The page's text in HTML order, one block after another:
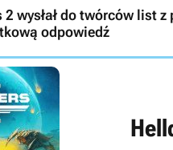
2 wysłał do twórców list
odpowiedź